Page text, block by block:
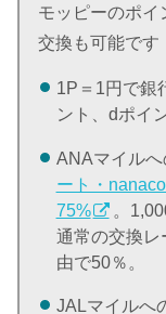
モッピーのポイ
交換も可能です
1P＝1円で銀
ント、dポイ
ANAマイルへ
ート・
75%
。
通常の交換レ
由で50％。
JALマイルへ